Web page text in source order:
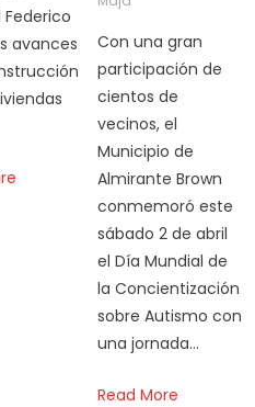
avances
Con una gran
participación de
cientos de
vecinos, el
Municipio de
Almirante Brown
conmemoró este
sábado 2 de abril
el Día Mundial de
la Concientización
sobre Autismo con
una jornada…
Read More